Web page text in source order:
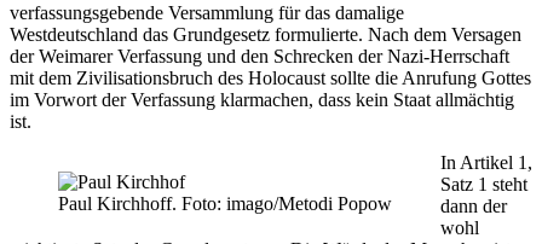
verfassungsgebende Versammlung für das damalige
Westdeutschland das Grundgesetz formulierte. Nach dem Versagen
der Weimarer Verfassung und den Schrecken der Nazi-Herrschaft
mit dem Zivilisationsbruch des Holocaust sollte die Anrufung Gottes
im Vorwort der Verfassung klarmachen, dass kein Staat allmächtig
ist.
Paul Kirchhoff. Foto: imago/Metodi Popow
In Artikel 1,
Satz 1 steht
dann der
wohl